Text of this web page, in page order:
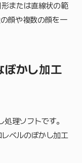
または直線状の範
顔や複数の顔を一
ぼかし加工
理ソフトです。
ベルのぼかし加工